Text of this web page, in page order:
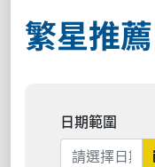
繁星推薦
日期範圍